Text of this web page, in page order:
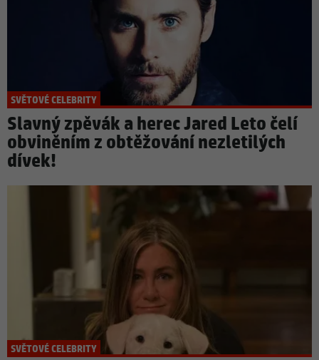
SVĚTOVÉ CELEBRITY
Slavný zpěvák a herec Jared Leto čelí
obviněním z obtěžování nezletilých
dívek!
SVĚTOVÉ CELEBRITY